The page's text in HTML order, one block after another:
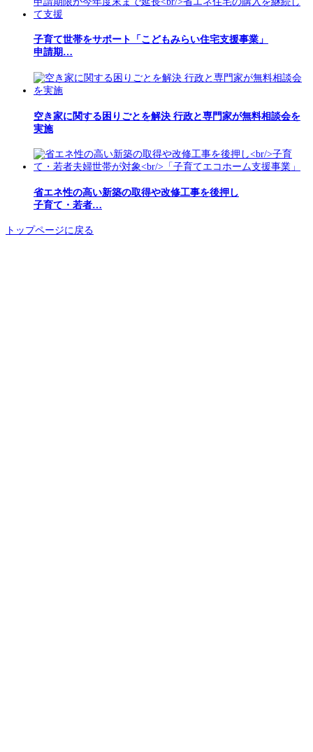
子育て世帯をサポート「こどもみらい住宅支援事業」
申請期…
空き家に関する困りごとを解決 行政と専門家が無料相談会を
実施
省エネ性の高い新築の取得や改修工事を後押し
子育て・若者…
トップページに戻る